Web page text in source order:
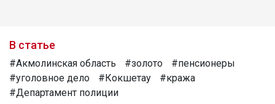
В статье
#Акмолинская область #золото
#пенсионеры
#уголовное дело
#Кокшетау
#кража
#Департамент полиции